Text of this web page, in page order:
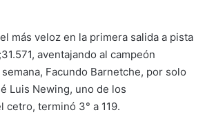
más veloz en la primera salida a pista
aventajando al campeón
Facundo Barnetche, por solo
Luis Newing, uno de los
cetro, terminó 3° a 119.